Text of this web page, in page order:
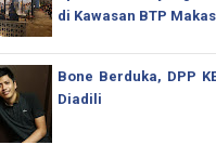
di Kawasan BTP
Bone Berduka, DPP
Diadili